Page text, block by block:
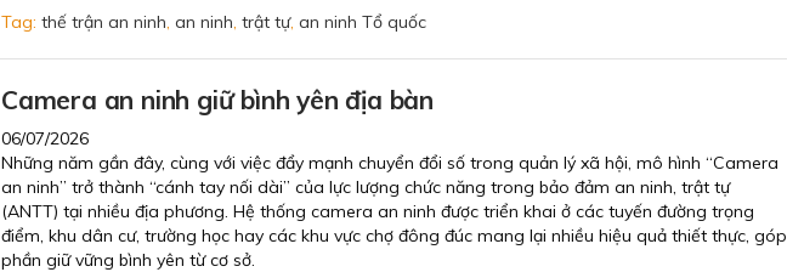
Tag: thế trận an ninh, an ninh, trật tự, an ninh Tổ quốc
Camera an ninh giữ bình yên địa bàn
06/07/2026
Những năm gần đây, cùng với việc đẩy mạnh chuyển đổi số trong quản lý xã hội, mô hình “Camera
an ninh” trở thành “cánh tay nối dài” của lực lượng chức năng trong bảo đảm an ninh, trật tự
(ANTT) tại nhiều địa phương. Hệ thống camera an ninh được triển khai ở các tuyến đường trọng
điểm, khu dân cư, trường học hay các khu vực chợ đông đúc mang lại nhiều hiệu quả thiết thực, góp
phần giữ vững bình yên từ cơ sở.